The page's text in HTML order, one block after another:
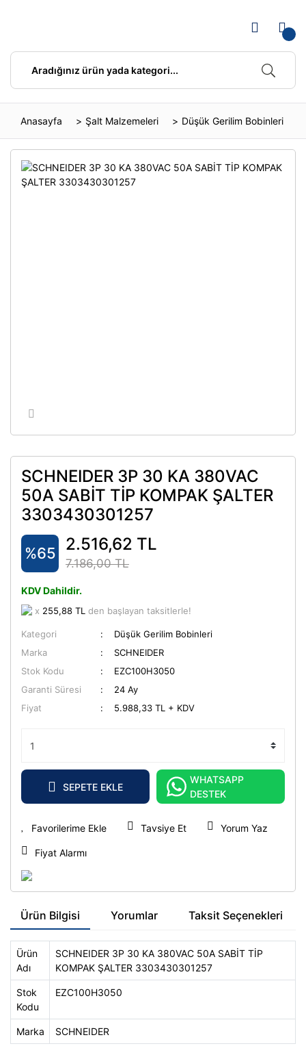
Anasayfa Şalt Malzemeleri Düşük Gerilim Bobinleri
SCHNEIDER 3P 30 KA 380VAC
50A SABİT TİP KOMPAK ŞALTER
3303430301257
%65 2.516,62 TL
7.186,00 TL
KDV Dahildir.
x 255,88 TL den başlayan taksitlerle!
Kategori
Düşük Gerilim Bobinleri
Marka
SCHNEIDER
Stok Kodu
EZC100H3050
Garanti Süresi
24 Ay
Fiyat
5.988,33 TL + KDV
SEPETE EKLE
WHATSAPP
DESTEK
Tavsiye Et Yorum Yaz
Fiyat Alarmı
Ürün Bilgisi Yorumlar Taksit Seçenekleri
Ürün
Adı
SCHNEIDER 3P 30 KA 380VAC 50A SABİT TİP
KOMPAK ŞALTER 3303430301257
Stok
Kodu
EZC100H3050
Marka SCHNEIDER